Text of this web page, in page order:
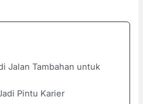
Jalan Tambahan untuk
Pintu Karier